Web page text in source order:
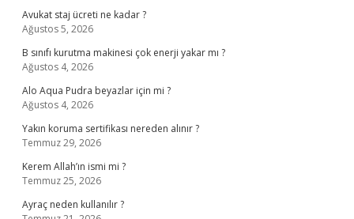
Avukat staj ücreti ne kadar ?
Ağustos 5, 2026
B sınıfı kurutma makinesi çok enerji yakar mı ?
Ağustos 4, 2026
Alo Aqua Pudra beyazlar için mi ?
Ağustos 4, 2026
Yakın koruma sertifikası nereden alınır ?
Temmuz 29, 2026
Kerem Allah’ın ismi mi ?
Temmuz 25, 2026
Ayraç neden kullanılır ?